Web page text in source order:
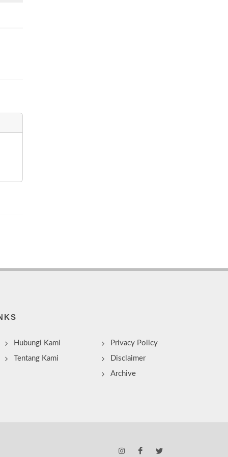
Hubungi Kami
Tentang Kami
Privacy Policy
Disclaimer
Archive